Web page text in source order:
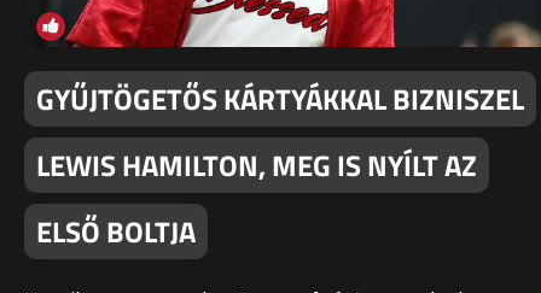
GYŰJTÖGETŐS KÁRTYÁKKAL BIZNISZEL
LEWIS HAMILTON, MEG IS NYÍLT AZ
ELSŐ BOLTJA